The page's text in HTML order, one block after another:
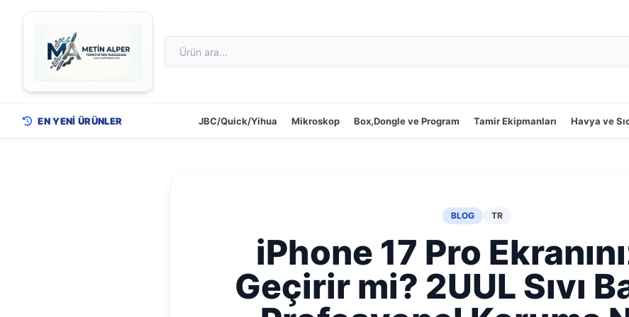
EN YENİ ÜRÜNLER JBC/Quick/Yihua Mikroskop Box,Dongle ve Program Tamir Ekipmanları Havya ve
BLOG TR
iPhone 17 Pro
Geçirir mi? 2UUL Sıvı